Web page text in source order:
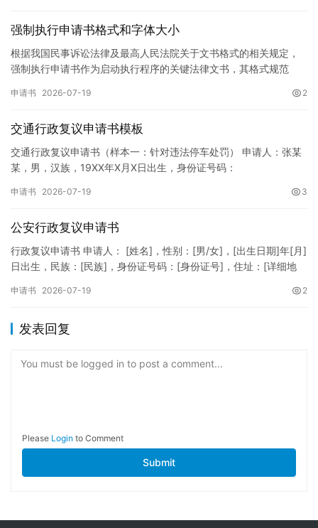
强制执行申请书格式和字体大小
根据我国民事诉讼法律及最高人民法院关于文书格式的相关规定，
强制执行申请书作为启动执行程序的关键法律文书，其格式规范
纸张与…
申请书 2026-07-19 2
交通行政复议申请书模板
交通行政复议申请书（样本一：针对违法停车处罚） 申请人：张某
某，男，汉族，19XX年X月X日出生，身份证号码：
申请书 2026-07-19 3
公安行政复议申请书
行政复议申请书 申请人： [姓名]，性别：[男/女]，[出生日期]年[月]
日出生，民族：[民族]，身份证号码：[身份证号]，住址：[详细地
申请书 2026-07-19 2
发表回复
You must be logged in to post a comment...
Please Login to Comment
Submit